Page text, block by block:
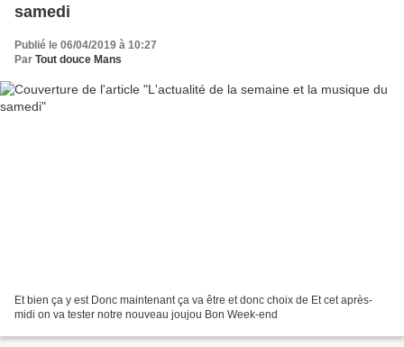
samedi
Publié le 06/04/2019 à 10:27
Par Tout douce Mans
Et bien ça y est Donc maintenant ça va être et donc choix de Et cet après-
midi on va tester notre nouveau joujou Bon Week-end